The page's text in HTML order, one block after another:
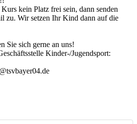
kein Platz frei sein, dann senden
zu. Wir setzen Ihr Kind dann auf die
Sie sich gerne an uns!
Kinder-/Jugendsport: